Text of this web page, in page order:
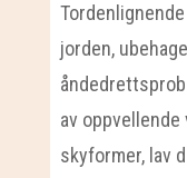
jorden,
av oppvellende
skyformer, lav